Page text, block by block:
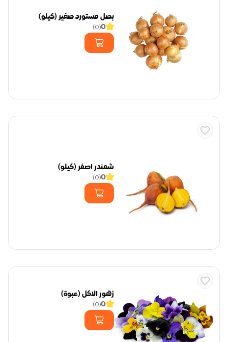
بصل مستورد صغير (كيلو)
0
(
0
)
شمندر اصفر (كيلو)
0
(
0
)
زهور الاكل (عبوة)
0
(
0
)